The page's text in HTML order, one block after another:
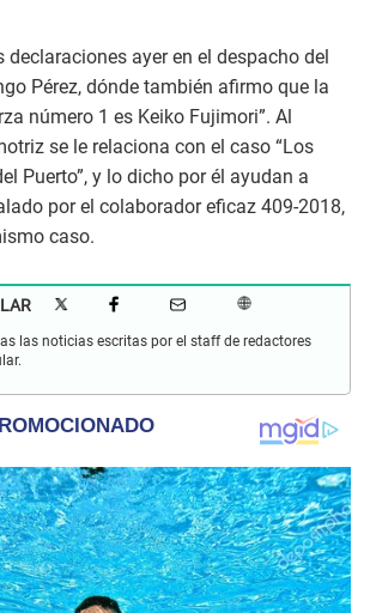
declaraciones ayer en el despacho del
Pérez, dónde también afirmo que la
número 1 es Keiko Fujimori”. Al
se le relaciona con el caso “Los
Puerto”, y lo dicho por él ayudan a
por el colaborador eficaz 409-2018,
caso.
las noticias escritas por el staff de redactores